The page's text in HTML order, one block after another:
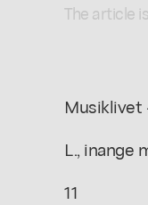
The article
Musiklivet
L., inange
11